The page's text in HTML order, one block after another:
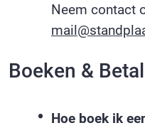
Neem contact
Boeken &
Hoe boek ik